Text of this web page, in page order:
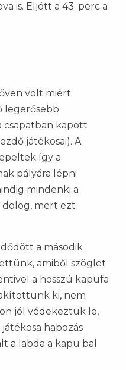
is. Eljött a 43. perc a
volt miért
legerősebb
csapatban kapott
játékosai). A
így a
pályára lépni
mindenki a
dolog, mert ezt
a második
amiből szöglet
a hosszú kapufa
ki, nem
jól védekeztük le,
habozás
a labda a kapu bal